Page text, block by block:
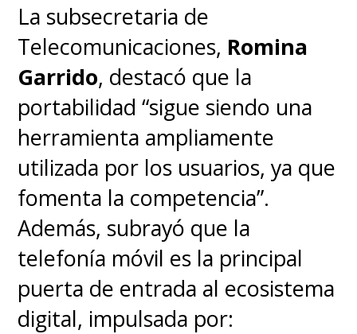
La subsecretaria de
Telecomunicaciones, Romina
Garrido, destacó que la
portabilidad “sigue siendo una
herramienta ampliamente
utilizada por los usuarios, ya que
fomenta la competencia”.
Además, subrayó que la
telefonía móvil es la principal
puerta de entrada al ecosistema
digital, impulsada por: